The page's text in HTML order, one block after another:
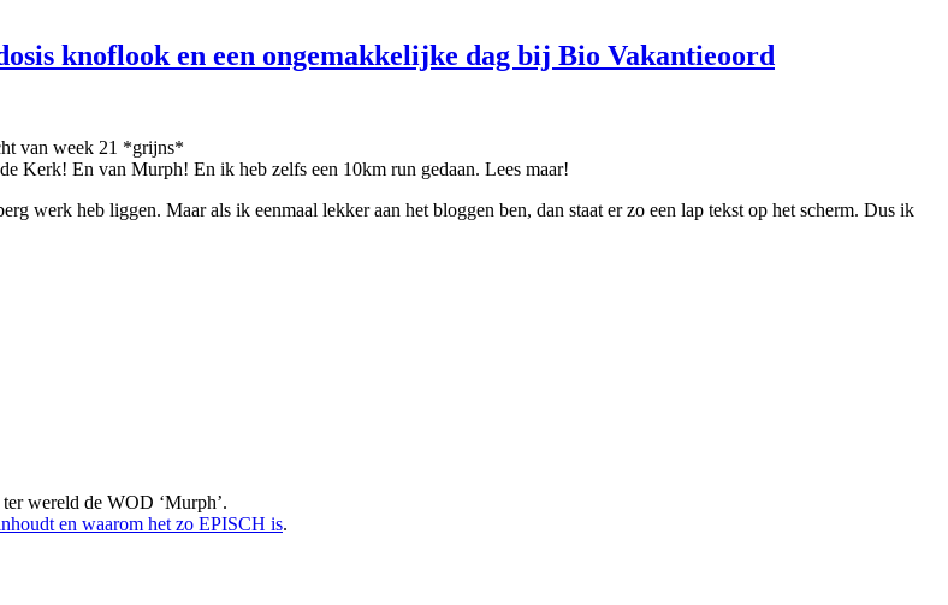
knoflook en een ongemakkelijke dag bij Bio Vakantieoord
van week 21 *grijns*
Kerk! En van Murph! En ik heb zelfs een 10km run gedaan. Lees maar!
werk heb liggen. Maar als ik eenmaal lekker aan het bloggen ben, dan staat er zo een lap tekst op het scherm. Dus ik
wereld de WOD ‘Murph’.
en waarom het zo EPISCH is.